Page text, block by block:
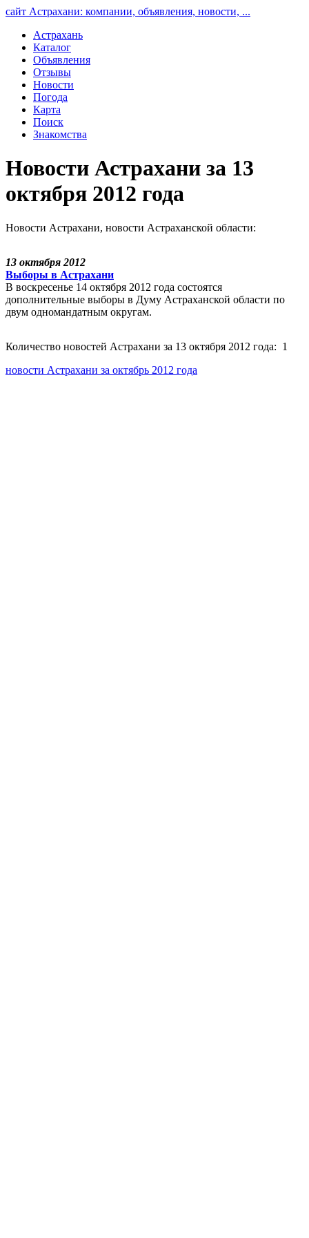
сайт Астрахани: компании, объявления, новости, ...
Астрахань
Каталог
Объявления
Отзывы
Новости
Погода
Карта
Поиск
Знакомства
Новости Астрахани за 13
октября 2012 года
Новости Астрахани, новости Астраханской области:
13 октября 2012
Выборы в Астрахани
В воскресенье 14 октября 2012 года состоятся
дополнительные выборы в Думу Астраханской области по
двум одномандатным округам.
Количество новостей Астрахани за 13 октября 2012 года: 1
новости Астрахани за октябрь 2012 года